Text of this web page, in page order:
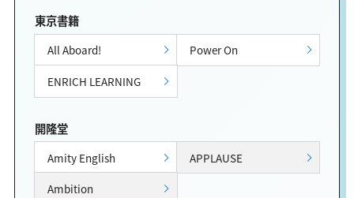
東京書籍
All Aboard!
Power On
ENRICH LEARNING
開隆堂
Amity English
APPLAUSE
Ambition